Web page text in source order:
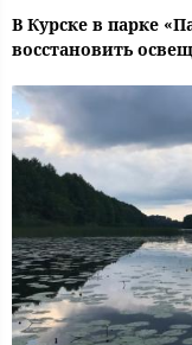
В Курске в парке
восстановить